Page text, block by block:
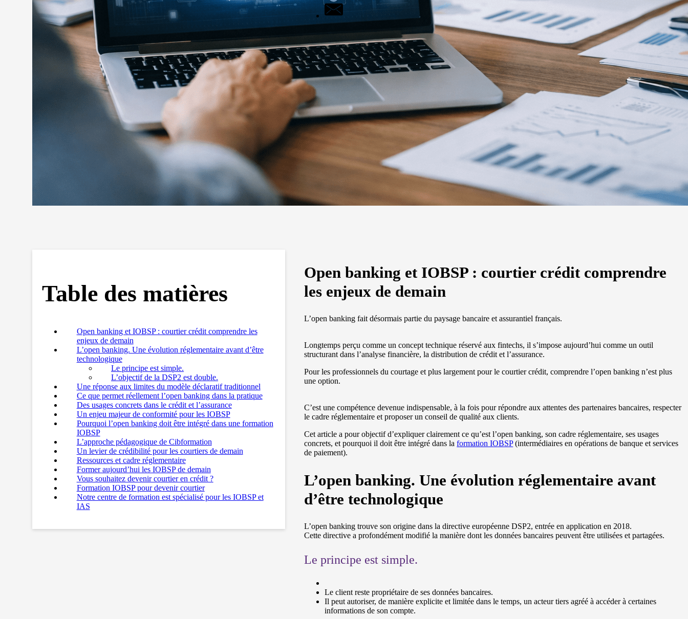
Open banking et IOBSP : courtier crédit comprendre
les enjeux de demain
L’open banking fait désormais partie du paysage bancaire et assurantiel français.
Longtemps perçu comme un concept technique réservé aux fintechs, il s’impose aujourd’hui comme un outil
structurant dans l’analyse financière, la distribution de crédit et l’assurance.
Pour les professionnels du courtage et plus largement pour le courtier crédit, comprendre l’open banking n’est plus
une option.
C’est une compétence devenue indispensable, à la fois pour répondre aux attentes des partenaires bancaires, respecter
le cadre réglementaire et proposer un conseil de qualité aux clients.
Cet article a pour objectif d’expliquer clairement ce qu’est l’open banking, son cadre réglementaire, ses usages
concrets, et pourquoi il doit être intégré dans laformation IOBSP(intermédiaires en opérations de banque et services
de paiement).
L’open banking. Une évolution réglementaire avant
d’être technologique
L’open banking trouve son origine dans la directive européenne DSP2, entrée en application en 2018.
Cette directive a profondément modifié la manière dont les données bancaires peuvent être utilisées et partagées.
Le principe est simple.
Le client reste propriétaire de ses données bancaires.
Il peut autoriser, de manière explicite et limitée dans le temps, un acteur tiers agréé à accéder à certaines
informations de son compte.
Table des matières
Open banking et IOBSP : courtier crédit comprendre les
enjeux de demain
L’open banking. Une évolution réglementaire avant d’être
technologique
Le principe est simple.
L’objectif de la DSP2 est double.
Une réponse aux limites du modèle déclaratif traditionnel
Ce que permet réellement l’open banking dans la pratique
Des usages concrets dans le crédit et l’assurance
Un enjeu majeur de conformité pour les IOBSP
Pourquoi l’open banking doit être intégré dans une formation
IOBSP
L’approche pédagogique de Cibformation
Un levier de crédibilité pour les courtiers de demain
Ressources et cadre réglementaire
Former aujourd’hui les IOBSP de demain
Vous souhaitez devenir courtier en crédit ?
Formation IOBSP pour devenir courtier
Notre centre de formation est spécialisé pour les IOBSP et
IAS